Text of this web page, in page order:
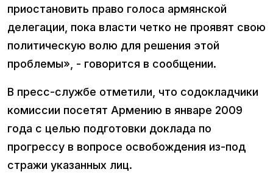
приостановить право голоса армянской
делегации, пока власти четко не проявят свою
политическую волю для решения этой
проблемы», - говорится в сообщении.
В пресс-службе отметили, что содокладчики
комиссии посетят Армению в январе 2009
года с целью подготовки доклада по
прогрессу в вопросе освобождения из-под
стражи указанных лиц.